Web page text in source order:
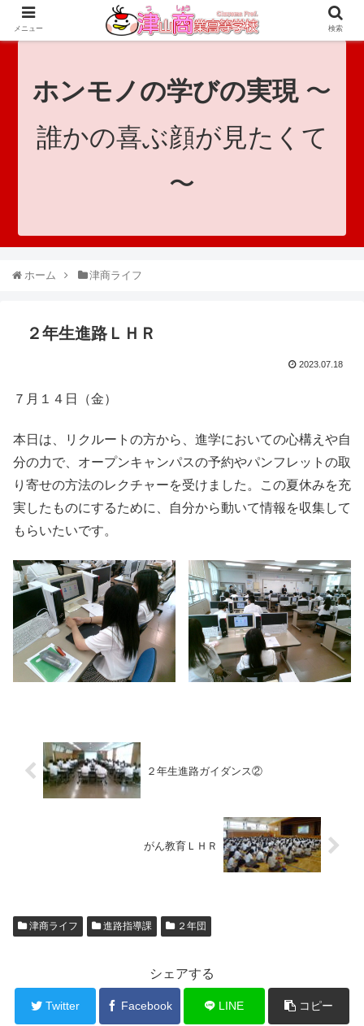
since 1921｜地域と共に未来へつなげ！｜Tsuyama Commercial High School
ホンモノの学びの実現〜
誰かの喜ぶ顔が見たくて
〜
ホーム 津商ライフ
２年生進路ＬＨＲ
2023.07.18
７月１４日（金）
本日は、リクルートの方から、進学においての心構えや自
分の力で、オープンキャンパスの予約やパンフレットの取
り寄せの方法のレクチャーを受けました。この夏休みを充
実したものにするために、自分から動いて情報を収集して
もらいたいです。
２年生進路ガイダンス②
がん教育ＬＨＲ
津商ライフ 進路指導課 ２年団
シェアする
Twitter Facebook LINE コピー
メニュー 検索